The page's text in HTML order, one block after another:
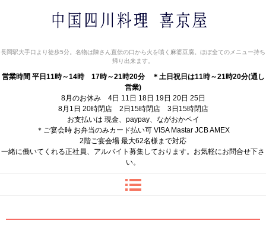
長岡駅大手口より徒歩5分。名物は陳さん直伝の口から火を噴く麻婆豆腐。ほぼ全てのメニュー持ち
帰り出来ます。
営業時間 平日11時～14時 17時～21時20分
＊土日祝日は11時～21時20分(通し
営業)
8月のお休み 4日 11日 18日 19日 20日 25日
8月1日 20時閉店 2日15時閉店 3日15時閉店
お支払いは 現金、paypay、ながおかペイ
＊ご宴会時 お弁当のみカード払い可 VISA Mastar JCB AMEX
2階ご宴会場 最大62名様まで対応
一緒に働いてくれる正社員、アルバイト募集しております。お気軽にお問合せ下さ
い。